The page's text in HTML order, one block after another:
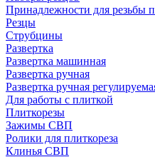
Принадлежности для резьбы
Резцы
Струбцины
Развертка
Развертка машинная
Развертка ручная
Развертка ручная
Для работы с плиткой
Плиткорезы
Зажимы СВП
Ролики для плиткореза
Клинья СВП